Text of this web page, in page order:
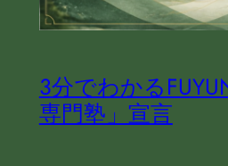
3分でわかる
専門塾」宣言